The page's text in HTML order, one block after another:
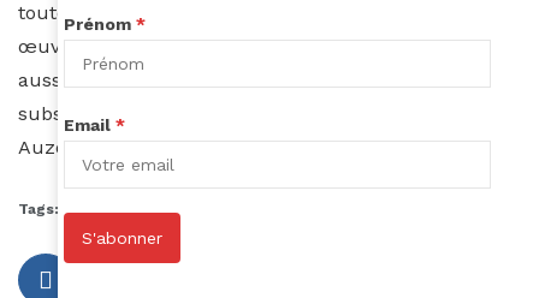
toutes les classes sociales. Les autorités locales
œuvrent malgré tout pour poursuivre les entreprises
aussi bien que les individus en possession de ces
substances illicites.
Auzouhat Gnaoré
Tags: blanchiment de la peau
Prénom *
Email *
S'abonner